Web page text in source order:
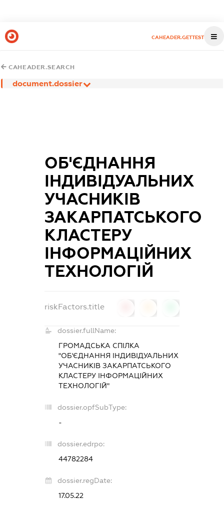
CAHEADER.GETTEST
CAHEADER.SEARCH
document.dossier
ОБ'ЄДНАННЯ
ІНДИВІДУАЛЬНИХ
УЧАСНИКІВ
ЗАКАРПАТСЬКОГО
КЛАСТЕРУ
ІНФОРМАЦІЙНИХ
ТЕХНОЛОГІЙ
riskFactors.title
dossier.fullName:
ГРОМАДСЬКА СПІЛКА
"ОБ'ЄДНАННЯ ІНДИВІДУАЛЬНИХ
УЧАСНИКІВ ЗАКАРПАТСЬКОГО
КЛАСТЕРУ ІНФОРМАЦІЙНИХ
ТЕХНОЛОГІЙ"
dossier.opfSubType:
-
dossier.edrpo:
44782284
dossier.regDate:
17.05.22